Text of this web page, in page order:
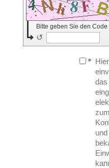
Bitte geben Sie den Code
↺
*
das